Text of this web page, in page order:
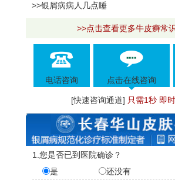
>>银屑病病人几点睡
>>点击查看更多牛皮癣常
电话咨询 点击在线咨询
[快速咨询通道] 只需1秒 即
1.您是否已到医院确诊？
是
还没有